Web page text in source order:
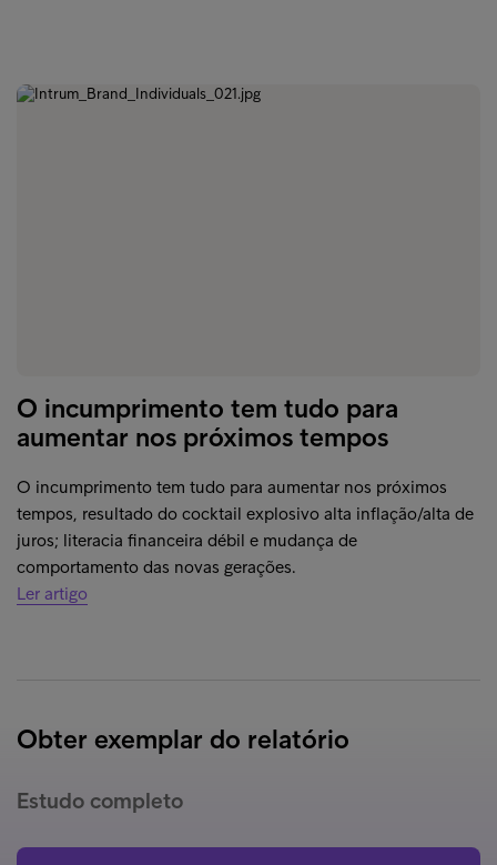
O incumprimento tem tudo para
aumentar nos próximos tempos
O incumprimento tem tudo para aumentar nos próximos
tempos, resultado do cocktail explosivo alta inflação/alta de
juros; literacia financeira débil e mudança de
comportamento das novas gerações.
Ler artigo
Obter exemplar do relatório
Estudo completo